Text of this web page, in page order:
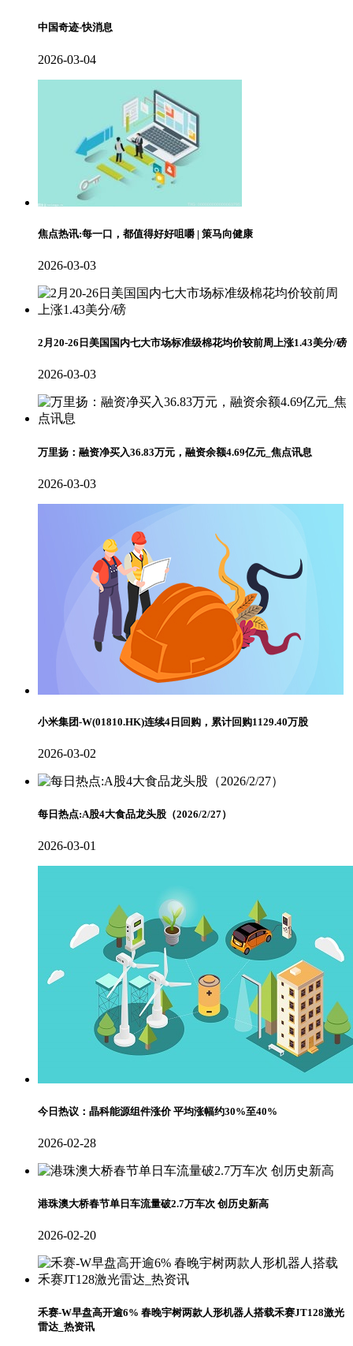
中国奇迹-快消息
2026-03-04
焦点热讯:每一口，都值得好好咀嚼 | 策马向健康
2026-03-03
2月20-26日美国国内七大市场标准级棉花均价较前周上涨1.43美分/磅
2026-03-03
万里扬：融资净买入36.83万元，融资余额4.69亿元_焦点讯息
2026-03-03
小米集团-W(01810.HK)连续4日回购，累计回购1129.40万股
2026-03-02
每日热点:A股4大食品龙头股（2026/2/27）
2026-03-01
今日热议：晶科能源组件涨价 平均涨幅约30%至40%
2026-02-28
港珠澳大桥春节单日车流量破2.7万车次 创历史新高
2026-02-20
禾赛-W早盘高开逾6% 春晚宇树两款人形机器人搭载禾赛JT128激光
雷达_热资讯